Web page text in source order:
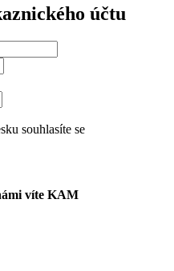
účtu
souhlasíte se
víte KAM